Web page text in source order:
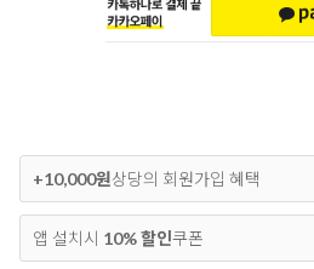
+10,000원상당의 회원가입 혜택
앱 설치시 10% 할인쿠폰